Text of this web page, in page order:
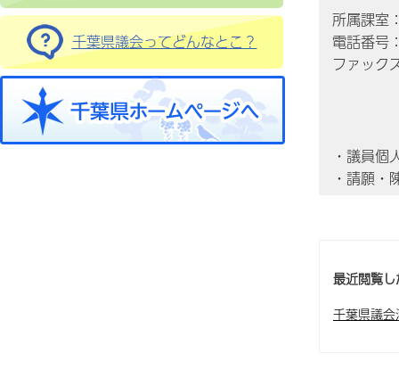
千葉県議会ってどんなとこ？
所属課室
電話番
ファッ
・議員個
・請願
最近閲覧
千葉県議